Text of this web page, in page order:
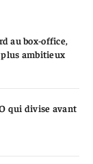
au box-office,
ambitieux
qui divise avant